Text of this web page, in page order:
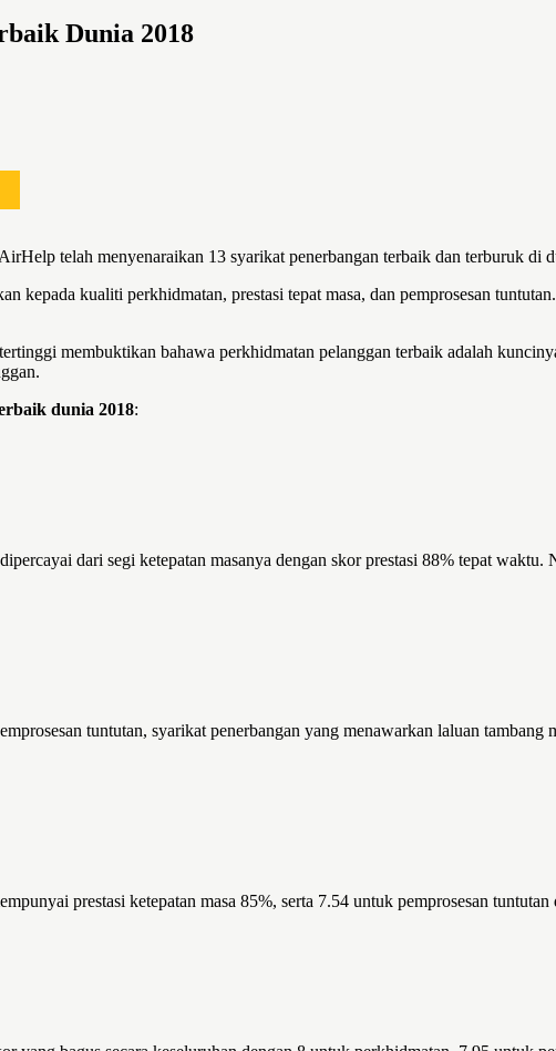
Dunia 2018
telah menyenaraikan 13 syarikat penerbangan terbaik dan terburuk di
kepada kualiti perkhidmatan, prestasi tepat masa, dan pemprosesan
membuktikan bahawa perkhidmatan pelanggan terbaik adalah
dunia 2018:
dari segi ketepatan masanya dengan skor prestasi 88% tepat
tuntutan, syarikat penerbangan yang menawarkan laluan
prestasi ketepatan masa 85%, serta 7.54 untuk pemprosesan